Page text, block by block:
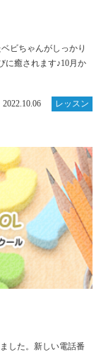
ビちゃんがしっかり
に癒されます♪10月か
2022.10.06 レッスン
した。新しい電話番